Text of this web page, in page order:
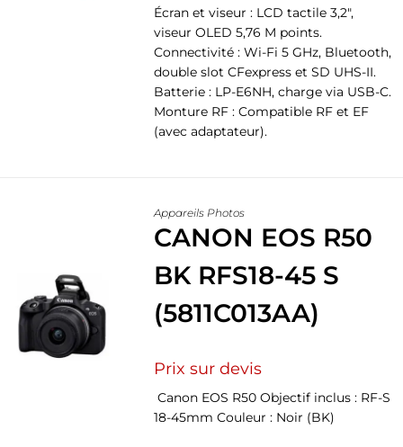
Écran et viseur : LCD tactile 3,2",
viseur OLED 5,76 M points.
Connectivité : Wi-Fi 5 GHz, Bluetooth,
double slot CFexpress et SD UHS-II.
Batterie : LP-E6NH, charge via USB-C.
Monture RF : Compatible RF et EF
(avec adaptateur).
Appareils Photos
CANON EOS R50
BK RFS18-45 S
(5811C013AA)
Prix sur devis
Canon EOS R50 Objectif inclus : RF-S
18-45mm Couleur : Noir (BK)